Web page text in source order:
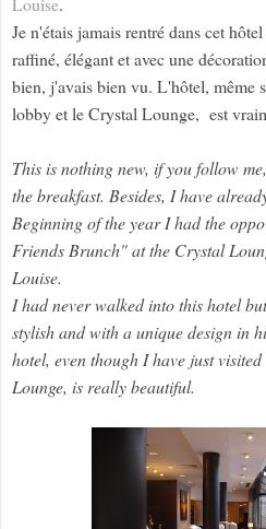
Je n'étais jamais rentré dans cet
raffiné, élégant et avec une
bien, j'avais bien vu. L'hôtel, même
lobby et le Crystal Lounge, est
This is nothing new, if you follow
the breakfast. Besides, I have
Beginning of the year I had the
Friends Brunch" at the Crystal
Louise.
I had never walked into this hotel
stylish and with a unique design in
hotel, even though I have just
Lounge, is really beautiful.